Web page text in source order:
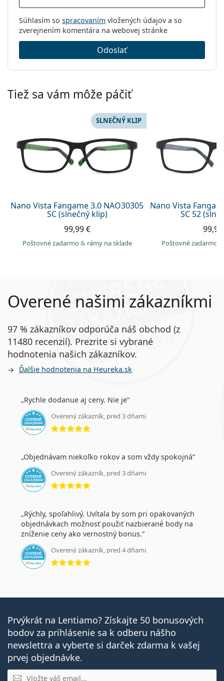
Súhlasím so spracovaním vložených údajov a so
zverejnením komentára na webovej stránke
Odoslať
Tiež sa vám môže páčiť
Nano Vista Fangame 3.0 NAO30305
SC (slnečný klip)
SLNEČNÝ KLIP
99,99 €
Poštovné zadarmo& rámy na sklade
Nano Vista
SC 52
Poštovné zadarmo
Overené našimi zákazníkmi
97 % zákazníkov odporúča náš obchod (z
11480 recenzií). Prezrite si vybrané
hodnotenia našich zákazníkov.
Ďalšie hodnotenia na Heureka.sk
Rychle dodanue aj ceny. Nie je
Overený zákazník, pred 3 dňami
hodnotenie 5 z 5
Objednávam niekoľko rokov a som vždy spokojná
Overený zákazník, pred 3 dňami
hodnotenie 5 z 5
Rýchly, spoľahlivý. Uvítala by som pri opakovaných
objednávkach možnosť použiť nazbierané body na
zníženie ceny ako vernostný bonus.
Overený zákazník, pred 4 dňami
hodnotenie 5 z 5
Prvýkrát na Lentiamo? Získajte 50 bonusových
bodov za prihlásenie sa k odberu nášho
newslettra a vyberte si darček zdarma k vašej
prvej objednávke.
E-mail